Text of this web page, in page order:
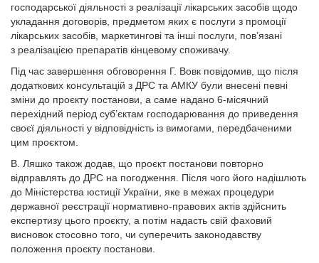
господарської діяльності з реалізації лікарських засобів щодо
укладання договорів, предметом яких є послуги з промоції
лікарських засобів, маркетингові та інші послуги, пов’язані
з реалізацією препаратів кінцевому споживачу.
Під час завершення обговорення Г. Вовк повідомив, що після
додаткових консультацій з ДРС та АМКУ були внесені певні
зміни до проєкту постанови, а саме надано 6-місячний
перехідний період суб’єктам господарювання до приведення
своєї діяльності у відповідність із вимогами, передбаченими
цим проєктом.
В. Ляшко також додав, що проєкт постанови повторно
відправлять до ДРС на погодження. Після чого його надішлють
до Міністерства юстиції України, яке в межах процедури
державної реєстрації нормативно-правових актів здійснить
експертизу цього проєкту, а потім надасть свій фаховий
висновок стосовно того, чи суперечить законодавству
положення проєкту постанови.